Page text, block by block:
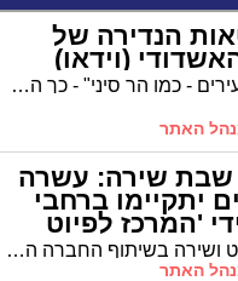
הנדירה של
(וידאו)
"המרכז לצעירים - כמו הר סיני" - כך התבטא האדמו"ר הגר"ד פינטו בעצרת לציון כ"ב שנים לבחור מזכה הרבים ר' שגיא גוזל זצ"ל
שירה: עשרה
יתקיימו ברחבי
'המרכז לפיוט
המרכז לפיוט ושירה בשיתוף החברה העירונית לתרבות מציגים: 10 קונצרטים ברחבי העיר לכבוד שבת שירה פרשת בשלח